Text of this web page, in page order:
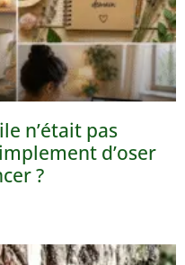
n’était pas
d’oser
?